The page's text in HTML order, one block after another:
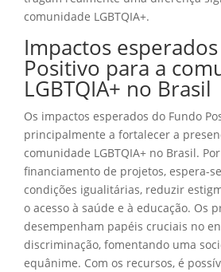
comunidade LGBTQIA+.
Impactos
Positivo para a
LGBTQIA+ no Brasil
Os impactos esperados do Fundo
principalmente a fortalecer a
comunidade LGBTQIA+ no Brasil.
financiamento de projetos, espera-
condições igualitárias, reduzir
o acesso à saúde e à educação. Os
desempenham papéis cruciais no
discriminação, fomentando uma
equânime. Com os recursos, é